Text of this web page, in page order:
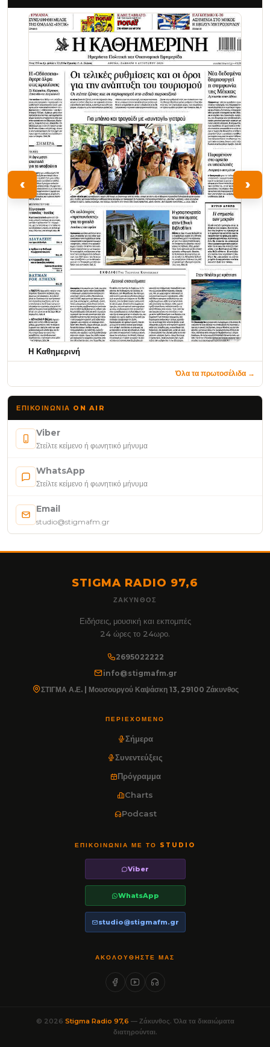
‹
Η Καθημερινή
›
Όλα τα πρωτοσέλιδα →
ΕΠΙΚΟΙΝΩΝΊΑ ON AIR
Viber
Στείλτε κείμενο ή φωνητικό μήνυμα
WhatsApp
Στείλτε κείμενο ή φωνητικό μήνυμα
Email
studio@stigmafm.gr
STIGMA RADIO 97,6
ΖΆΚΥΝΘΟΣ
Ειδήσεις, μουσική και εκπομπές
24 ώρες το 24ωρο.
2695022222
info@stigmafm.gr
ΣΤΙΓΜΑ Α.Ε. | Μουσουργού Καψάσκη 13, 29100 Ζάκυνθος
ΠΕΡΙΕΧΌΜΕΝΟ
Σήμερα
Συνεντεύξεις
Πρόγραμμα
Charts
Podcast
ΕΠΙΚΟΙΝΩΝΊΑ ΜΕ ΤΟ STUDIO
Viber
WhatsApp
studio@stigmafm.gr
ΑΚΟΛΟΥΘΉΣΤΕ ΜΑΣ
© 2026 Stigma Radio 97,6 — Ζάκυνθος. Όλα τα δικαιώματα
διατηρούνται.